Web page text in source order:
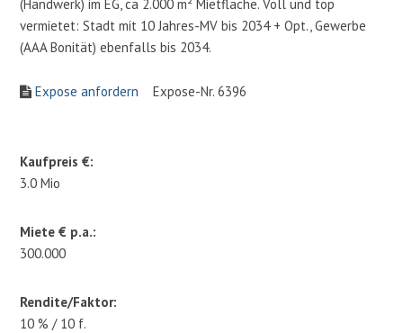
(Handwerk) im EG, ca 2.000 m² Mietfläche. Voll und top
vermietet: Stadt mit 10 Jahres-MV bis 2034 + Opt., Gewerbe
(AAA Bonität) ebenfalls bis 2034.
Expose anfordern Expose-Nr. 6396
Kaufpreis €:
3.0 Mio
Miete € p.a.:
300.000
Rendite/Faktor:
10 % / 10 f.